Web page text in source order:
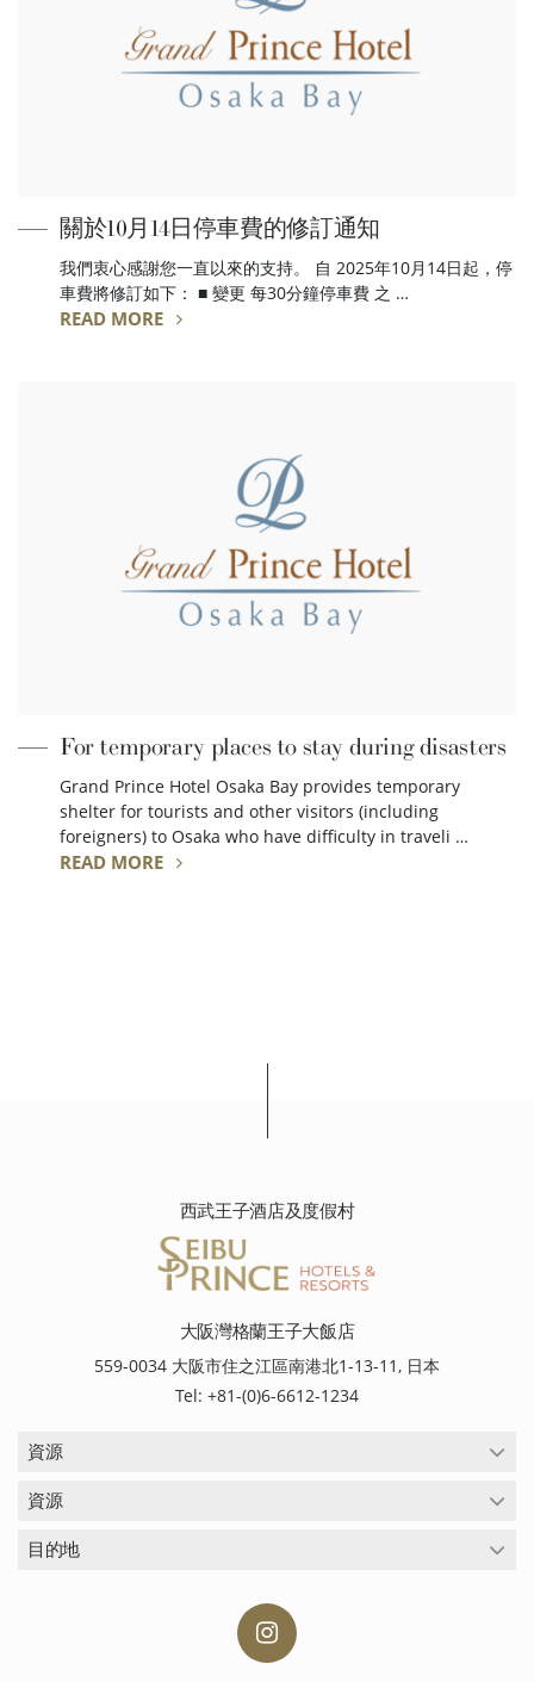
關於10月14日停車費的修訂通知
我們衷心感謝您一直以來的支持。 自 2025年10月14日起，停
車費將修訂如下： ■ 變更 每30分鐘停車費 之 …
READ MORE
For temporary places to stay during disasters
Grand Prince Hotel Osaka Bay provides temporary
shelter for tourists and other visitors (including
foreigners) to Osaka who have difficulty in traveli …
READ MORE
西武王子酒店及度假村
大阪灣格蘭王子大飯店
559-0034 大阪市住之江區南港北1-13-11, 日本
Tel: +81-(0)6-6612-1234
資源
資源
目的地